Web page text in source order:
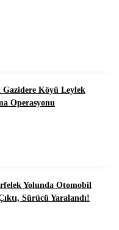
Gazidere Köyü Leylek
Operasyonu
Yolunda Otomobil
Sürücü Yaralandı!